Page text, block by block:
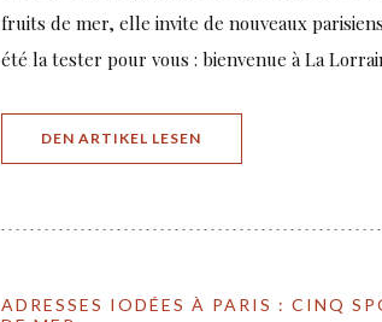
fruits de mer, elle invite de nouveaux
été la tester pour vous : bienvenue à La
DEN ARTIKEL LESEN
ADRESSES IODÉES À PARIS : CINQ